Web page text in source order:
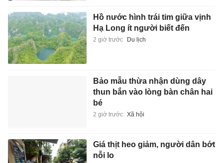
Hồ nước hình trái tim giữa vịnh
Hạ Long ít người biết đến
2 giờ trước Du lịch
Bảo mẫu thừa nhận dùng dây
thun bắn vào lòng bàn chân hai
bé
2 giờ trước Xã hội
Giá thịt heo giảm, người dân bớt
nỗi lo